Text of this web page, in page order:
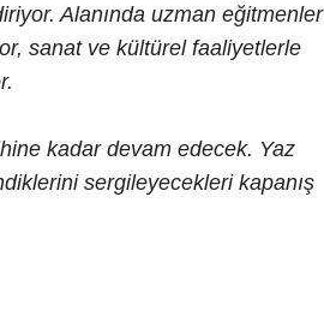
Alanında uzman eğitmenler
sanat ve kültürel faaliyetlerle
kadar devam edecek. Yaz
sergileyecekleri kapanış